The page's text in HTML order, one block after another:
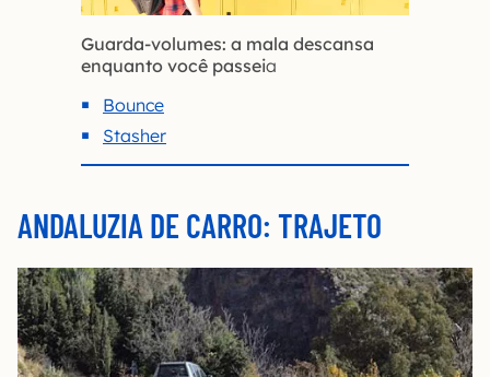
Guarda-volumes: a mala descansa
enquanto você passeia
Bounce
Stasher
ANDALUZIA DE CARRO: TRAJETO